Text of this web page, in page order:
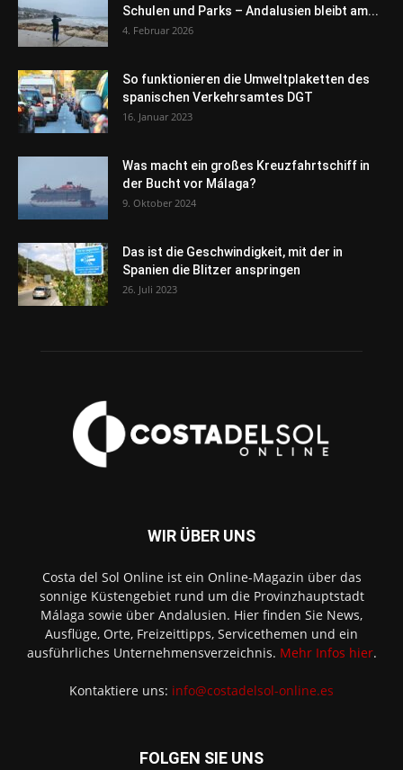
Schulen und Parks – Andalusien bleibt am...
4. Februar 2026
So funktionieren die Umweltplaketten des
spanischen Verkehrsamtes DGT
16. Januar 2023
Was macht ein großes Kreuzfahrtschiff in
der Bucht vor Málaga?
9. Oktober 2024
Das ist die Geschwindigkeit, mit der in
Spanien die Blitzer anspringen
26. Juli 2023
WIR ÜBER UNS
Costa del Sol Online ist ein Online-Magazin über das
sonnige Küstengebiet rund um die Provinzhauptstadt
Málaga sowie über Andalusien. Hier finden Sie News,
Ausflüge, Orte, Freizeittipps, Servicethemen und ein
ausführliches Unternehmensverzeichnis. Mehr Infos hier.
Kontaktiere uns: info@costadelsol-online.es
FOLGEN SIE UNS